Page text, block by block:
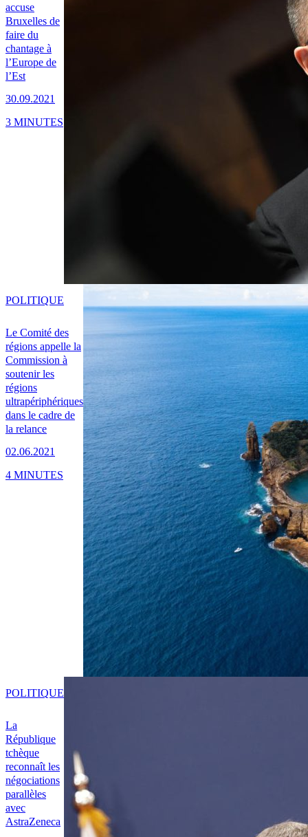
accuse
Bruxelles de
faire du
chantage à
l’Europe de
l’Est
30.09.2021
3 MINUTES
Le Comité des
régions appelle la
Commission à
soutenir les
régions
ultrapériphériques
dans le cadre de
la relance
02.06.2021
POLITIQUE
4 MINUTES
La
République
tchèque
reconnaît les
négociations
parallèles
avec
AstraZeneca
POLITIQUE